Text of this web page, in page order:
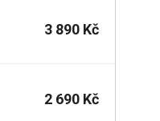
3 890 Kč
2 690 Kč